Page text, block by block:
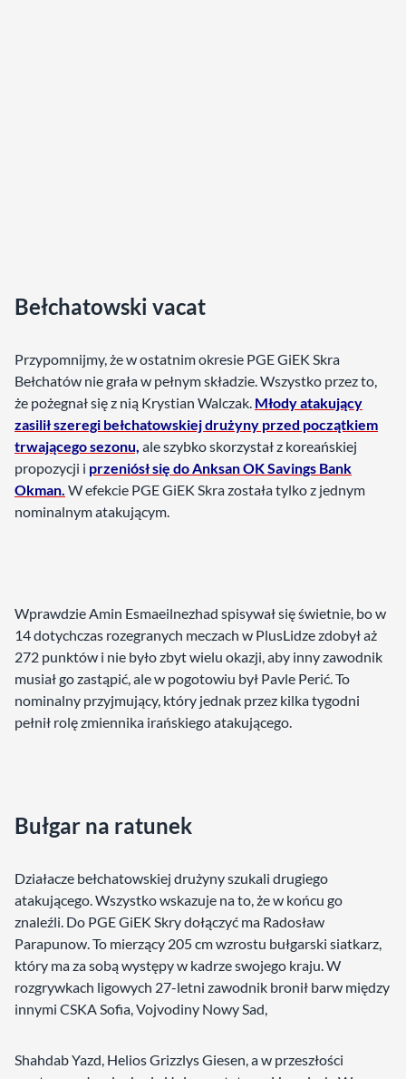
Bełchatowski vacat
Przypomnijmy, że w ostatnim okresie PGE GiEK Skra
Bełchatów nie grała w pełnym składzie. Wszystko przez to,
że pożegnał się z nią Krystian Walczak. Młody atakujący
zasilił szeregi bełchatowskiej drużyny przed początkiem
trwającego sezonu, ale szybko skorzystał z koreańskiej
propozycji i przeniósł się do Anksan OK Savings Bank
Okman. W efekcie PGE GiEK Skra została tylko z jednym
nominalnym atakującym.
Wprawdzie Amin Esmaeilnezhad spisywał się świetnie, bo w
14 dotychczas rozegranych meczach w PlusLidze zdobył aż
272 punktów i nie było zbyt wielu okazji, aby inny zawodnik
musiał go zastąpić, ale w pogotowiu był Pavle Perić. To
nominalny przyjmujący, który jednak przez kilka tygodni
pełnił rolę zmiennika irańskiego atakującego.
Bułgar na ratunek
Działacze bełchatowskiej drużyny szukali drugiego
atakującego. Wszystko wskazuje na to, że w końcu go
znaleźli. Do PGE GiEK Skry dołączyć ma Radosław
Parapunow. To mierzący 205 cm wzrostu bułgarski siatkarz,
który ma za sobą występy w kadrze swojego kraju. W
rozgrywkach ligowych 27-letni zawodnik bronił barw między
innymi CSKA Sofia, Vojvodiny Nowy Sad,
Shahdab Yazd, Helios Grizzlys Giesen, a w przeszłości